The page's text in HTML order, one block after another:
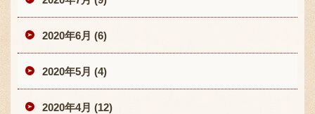
2020年6月 (6)
2020年5月 (4)
2020年4月 (12)